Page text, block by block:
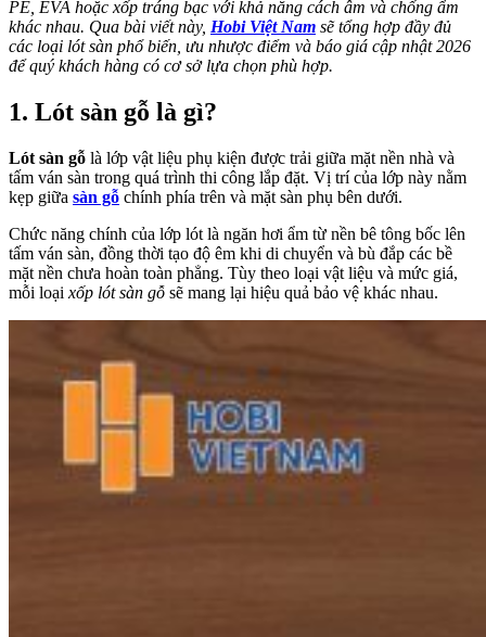
PE, EVA hoặc xốp tráng bạc với khả năng cách âm và chống ẩm
khác nhau. Qua bài viết này, Hobi Việt Nam sẽ tổng hợp đầy đủ
các loại lót sàn phổ biến, ưu nhược điểm và báo giá cập nhật 2026
để quý khách hàng có cơ sở lựa chọn phù hợp.
1. Lót sàn gỗ là gì?
Lót sàn gỗ là lớp vật liệu phụ kiện được trải giữa mặt nền nhà và
tấm ván sàn trong quá trình thi công lắp đặt. Vị trí của lớp này nằm
kẹp giữa sàn gỗ chính phía trên và mặt sàn phụ bên dưới.
Chức năng chính của lớp lót là ngăn hơi ẩm từ nền bê tông bốc lên
tấm ván sàn, đồng thời tạo độ êm khi di chuyển và bù đắp các bề
mặt nền chưa hoàn toàn phẳng. Tùy theo loại vật liệu và mức giá,
mỗi loại xốp lót sàn gỗ sẽ mang lại hiệu quả bảo vệ khác nhau.